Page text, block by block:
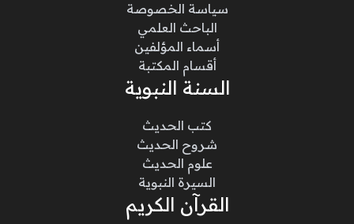
سياسة الخصوصة
الباحث العلمي
أسماء المؤلفين
أقسام المكتبة
السنة النبوية
كتب الحديث
شروح الحديث
علوم الحديث
السيرة النبوية
القرآن الكريم